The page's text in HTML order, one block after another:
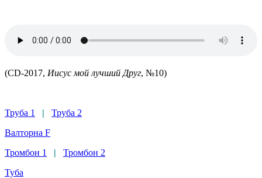
(CD-2017, Иисус мой лучший Друг, №10)
Труба 1 | Труба 2
Валторна F
Тромбон 1
|
Тромбон 2
Туба